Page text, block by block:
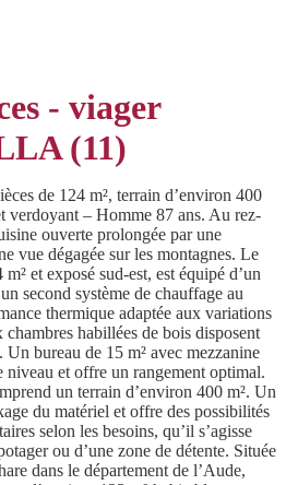
- viager
(11)
de 124 m², terrain d’environ 400
verdoyant – Homme 87 ans. Au rez-
ouverte prolongée par une
vue dégagée sur les montagnes. Le
et exposé sud-est, est équipé d’un
second système de chauffage au
thermique adaptée aux variations
chambres habillées de bois disposent
bureau de 15 m² avec mezzanine
niveau et offre un rangement optimal.
un terrain d’environ 400 m². Un
du matériel et offre des possibilités
selon les besoins, qu’il s’agisse
ou d’une zone de détente. Située
dans le département de l’Aude,